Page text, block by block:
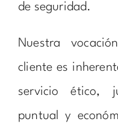
de seguridad.
Nuestra
cliente es
servicio ético,
puntual y